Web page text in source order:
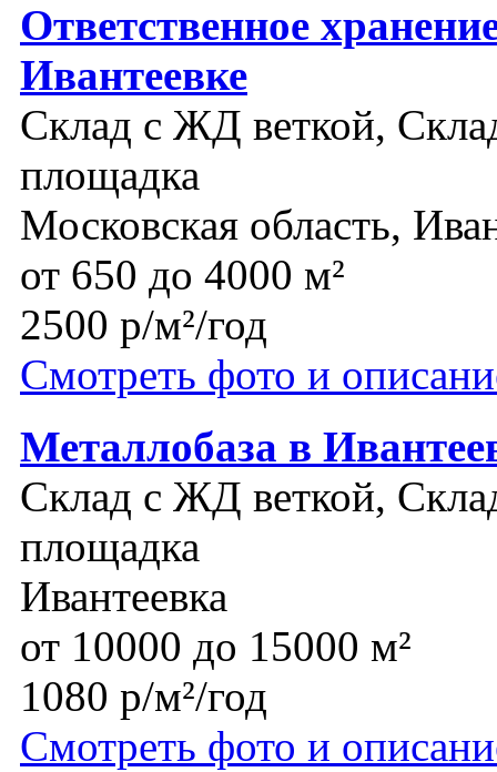
Ответственное
Ивантеевке
Склад с ЖД веткой,
площадка
Московская область,
от 650 до 4000 м²
2500 р/м²/год
Смотреть фото и
Металлобаза в
Склад с ЖД веткой,
площадка
Ивантеевка
от 10000 до 15000 м²
1080 р/м²/год
Смотреть фото и